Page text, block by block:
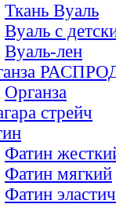
Ткань Вуаль
Вуаль с
Вуаль-лен
Органза
стрейч
Фатин
Фатин мягкий
Фатин